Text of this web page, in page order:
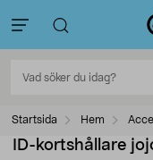
Startsida Hem
ID-kortshållare